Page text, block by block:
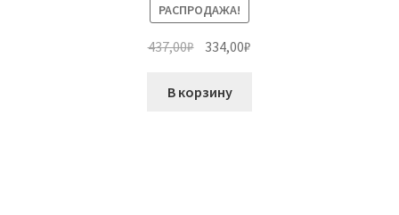
РАСПРОДАЖА!
437,00₽ Первоначальная
составляла
334,00₽
В корзину